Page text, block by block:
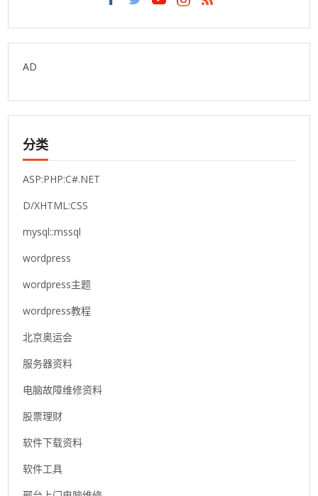
AD
分类
ASP:PHP:C#.NET
D/XHTML:CSS
mysql::mssql
wordpress
wordpress主题
wordpress教程
北京奥运会
服务器资料
电脑故障维修资料
股票理财
软件下载资料
软件工具